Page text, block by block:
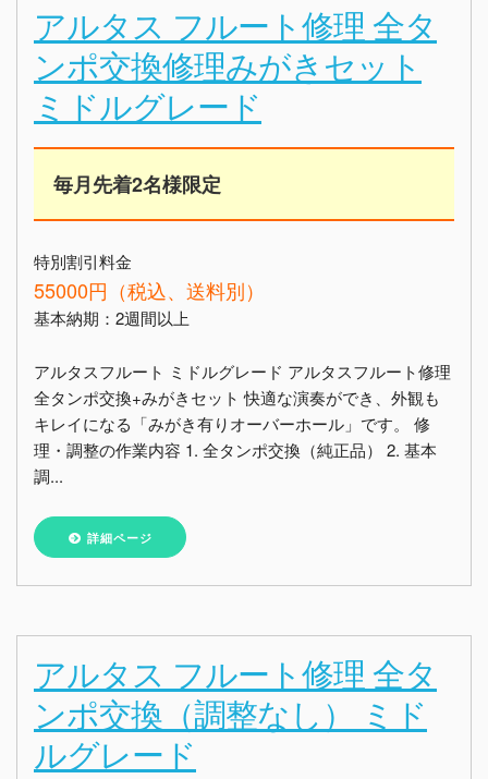
アルタス フルート修理 全タ
ンポ交換修理みがきセット
ミドルグレード
毎月先着2名様限定
特別割引料金
55000円（税込、送料別）
基本納期：2週間以上
アルタスフルート ミドルグレード アルタスフルート修理
全タンポ交換+みがきセット 快適な演奏ができ、外観も
キレイになる「みがき有りオーバーホール」です。 修
理・調整の作業内容 1. 全タンポ交換（純正品） 2. 基本
調...
詳細ページ
アルタス フルート修理 全タ
ンポ交換（調整なし） ミド
ルグレード